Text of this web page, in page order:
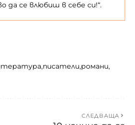
да се влюбиш в себе си!“.
писатели романи
СЛЕДВАЩА